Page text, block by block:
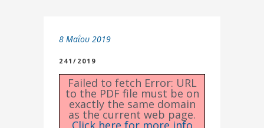
8 Μαΐου 2019
241/2019
Failed to fetch Error: URL
to the PDF file must be on
exactly the same domain
as the current web page.
Click here for more info